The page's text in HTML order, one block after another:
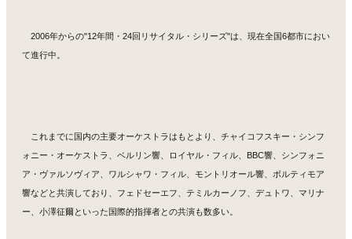
2006年からの"12年間・24回リサイタル・シリーズ"は、現在全国6都市におい
て進行中。
これまでに国内の主要オーケストラはもとより、チャイコフスキー・シンフ
ォニー・オーケストラ、ベルリン響、ロイヤル・フィル、BBC響、シンフォニ
ア・ヴァルソヴィア、ワルシャワ・フィル、モントリオール響、ボルティモア
響などと共演しており、フェドセーエフ、テミルカーノフ、デュトワ、マリナ
ー、小澤征爾といった国際的指揮者との共演も数多い。